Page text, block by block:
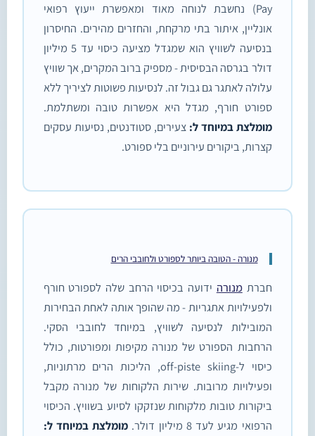
Pay) נחשבת לנוחה מאוד ומאפשרת ייעוץ רפואי
אונליין, איתור בתי מרקחת, והחזרים מהירים. החיסרון
בנסיעה לשוויץ הוא שמגדל מציעה כיסוי עד 5 מיליון
דולר בגרסה הבסיסית - מספיק ברוב המקרים, אך שוויץ
עלולה לאתגר גם גבול זה. לנסיעות פשוטות לציריך ללא
ספורט חורף, מגדל היא אפשרות טובה ומשתלמת.
מומלצת במיוחד ל: צעירים, סטודנטים, נסיעות עסקים
קצרות, ביקורים עירוניים בלי ספורט.
מנורה - הטובה ביותר לספורט ולחובבי הרים
חברת מנורה ידועה בכיסוי הרחב שלה לספורט חורף
ולפעילויות אתגריות - מה שהופך אותה לאחת הבחירות
המובילות לנסיעה לשוויץ, במיוחד לחובבי הסקי.
הרחבות הספורט של מנורה מקיפות ומפורטות, כולל
כיסוי ל-off-piste skiing, הליכות הרים מרתוניות,
ופעילויות מרובות. שירות הלקוחות של מנורה מקבל
ביקורות טובות מלקוחות שנזקקו לסיוע בשוויץ. הכיסוי
הרפואי מגיע לעד 8 מיליון דולר.
מומלצת במיוחד ל: